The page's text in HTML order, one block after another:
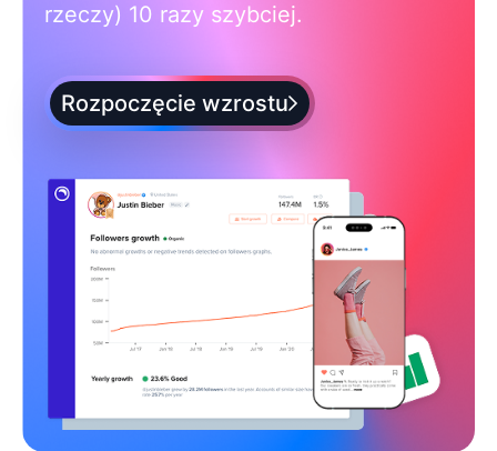
rzeczy) 10 razy szybciej.
Rozpoczęcie wzrostu